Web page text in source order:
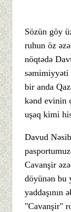
Sözün göy
ruhun öz
nöqtədə
səmimiyyəti
bir anda
kənd evinin
uşaq kimi
Davud
Cavanşir
döyünən bu
yaddaşının
"Cavanşir"